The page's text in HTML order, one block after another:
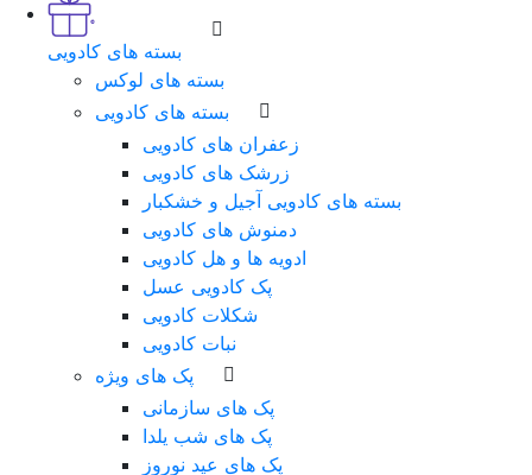
بسته های کادویی
بسته های لوکس
بسته های کادویی
زعفران های کادویی
زرشک های کادویی
بسته های کادویی آجیل و خشکبار
دمنوش های کادویی
ادویه ها و هل کادویی
پک کادویی عسل
شکلات کادویی
نبات کادویی
پک های ویژه
پک های سازمانی
پک های شب یلدا
پک های عید نوروز